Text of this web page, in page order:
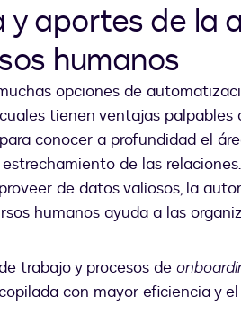
y aportes de la
humanos
opciones de
tienen ventajas
conocer a profundidad el
de las relaciones.
de datos valiosos, la
humanos ayuda a las
trabajo y procesos de
con mayor eficiencia y